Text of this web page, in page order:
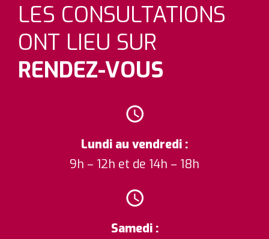
LES CONSULTATIONS
ONT LIEU SUR
RENDEZ-VOUS
Lundi au vendredi :
9h – 12h et de 14h – 18h
Samedi :